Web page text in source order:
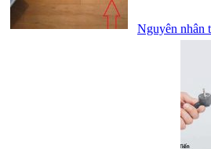
Nguyên nhân